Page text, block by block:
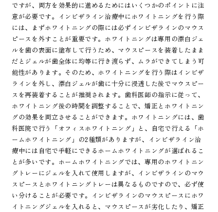
ですが、両方を効果的に進めるためにはいくつかのポイントに注
意が必要です。インビザライン治療中にホワイトニングを行う際
には、まずホワイトニングの際には必ずインビザラインのマウス
ピースを外すことが重要です。ホワイトニングは専用の漂白ジェ
ルを歯の表面に塗布して行うため、マウスピースを装着したまま
だとジェルが歯全体に均等に行き渡らず、ムラができてしまう可
能性があります。そのため、ホワイトニングを行う際はインビザ
ラインを外し、漂白ジェルが歯に十分に浸透した後でマウスピー
スを再装着することが推奨されます。歯科医師の指示に従って、
ホワイトニング後の時間を調整することで、矯正とホワイトニン
グの効果を両立させることができます。ホワイトニングには、歯
科医院で行う「オフィスホワイトニング」と、自宅で行える「ホ
ームホワイトニング」の2種類がありますが、インビザライン治
療中には自宅で手軽にできるホームホワイトニングが選ばれるこ
とが多いです。ホームホワイトニングでは、専用のホワイトニン
グトレーにジェルを入れて使用しますが、インビザラインのマウ
スピースとホワイトニングトレーは異なるものですので、必ず使
い分けることが必要です。インビザラインのマウスピースにホワ
イトニングジェルを入れると、マウスピースが劣化したり、矯正